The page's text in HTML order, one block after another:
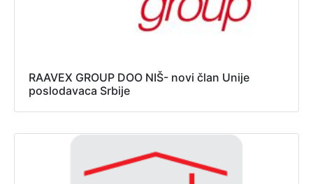
RAAVEX GROUP DOO NIŠ- novi član Unije
poslodavaca Srbije